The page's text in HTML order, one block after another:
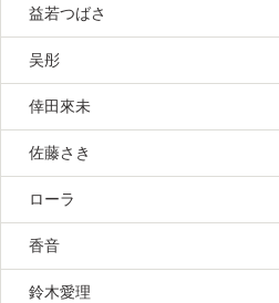
益若つばさ
吴彤
倖田來未
佐藤さき
ローラ
香音
鈴木愛理